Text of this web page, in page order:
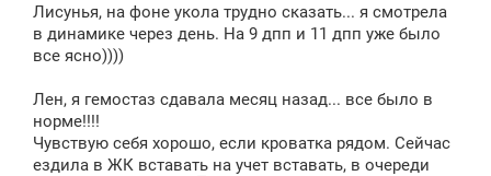
б
щ
е
Лисунья, на фоне укола трудно сказать... я смотрела
в динамике через день. На 9 дпп и 11 дпп уже было
все ясно))))
Лен, я гемостаз сдавала месяц назад... все было в
норме!!!!
Чувствую себя хорошо, если кроватка рядом. Сейчас
ездила в ЖК вставать на учет вставать, в очереди